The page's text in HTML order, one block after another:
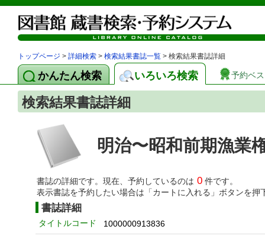
トップページ > 詳細検索 > 検索結果書誌一覧 > 検索結果書誌詳細
かんたん検索 いろいろ検索 予約ベ
検索結果書誌詳細
明治〜昭和前期漁
書誌の詳細です。現在、予約しているのは 0 件です。
表示書誌を予約したい場合は「カートに入れる」ボタンを押
書誌詳細
タイトルコード 1000000913836